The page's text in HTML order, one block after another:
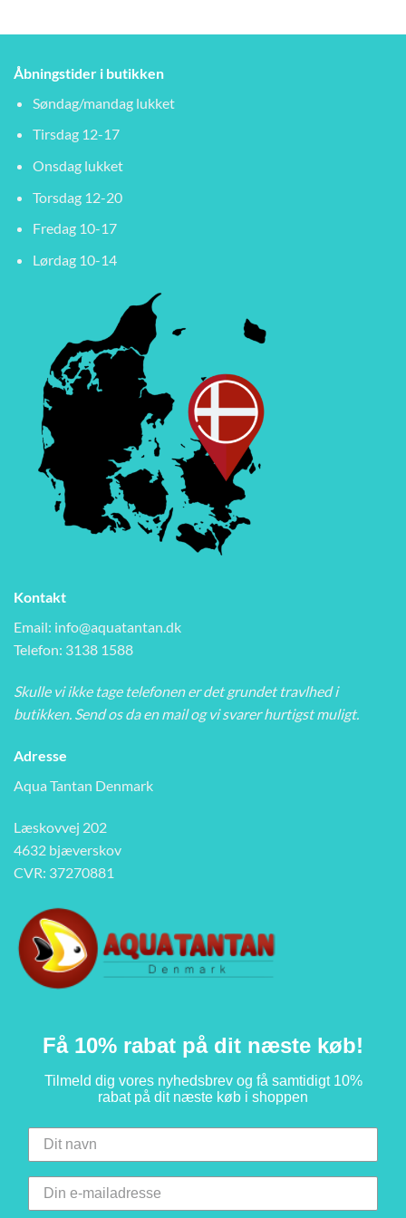
Åbningstider i butikken
Søndag/mandag lukket
Tirsdag 12-17
Onsdag lukket
Torsdag 12-20
Fredag 10-17
Lørdag 10-14
Kontakt
Email: info@aquatantan.dk
Telefon: 3138 1588
Skulle vi ikke tage telefonen er det grundet travlhed i
butikken. Send os da en mail og vi svarer hurtigst muligt.
Adresse
Aqua Tantan Denmark
Læskovvej 202
4632 bjæverskov
CVR: 37270881
Få 10% rabat på dit næste køb!
Tilmeld dig vores nyhedsbrev og få samtidigt 10%
rabat på dit næste køb i shoppen